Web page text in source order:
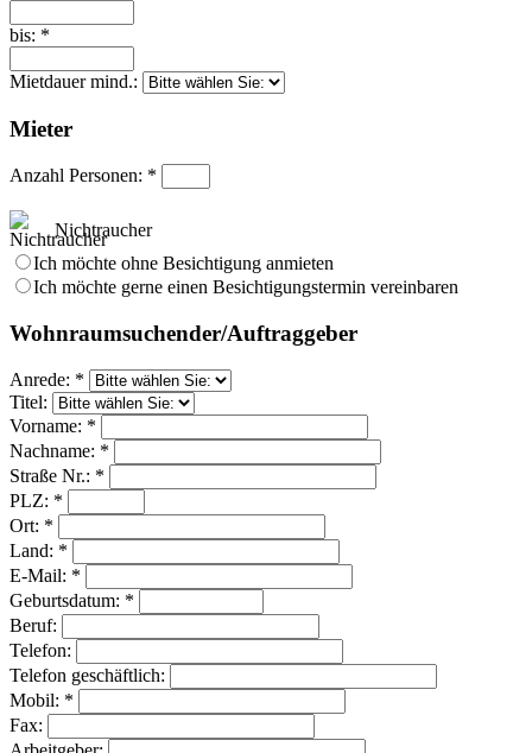
bis: *
Mietdauer mind.:
Mieter
Anzahl Personen: *
Nichtraucher
Ich möchte ohne Besichtigung anmieten
Ich möchte gerne einen Besichtigungstermin vereinbaren
Wohnraumsuchender/Auftraggeber
Anrede: *
Titel:
Vorname: *
Nachname: *
Straße Nr.: *
PLZ: *
Ort: *
Land: *
E-Mail: *
Geburtsdatum: *
Beruf:
Telefon:
Telefon geschäftlich:
Mobil: *
Fax: